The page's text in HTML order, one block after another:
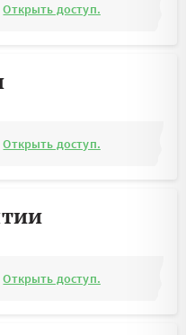
Открыть доступ.
Открыть доступ.
Открыть доступ.